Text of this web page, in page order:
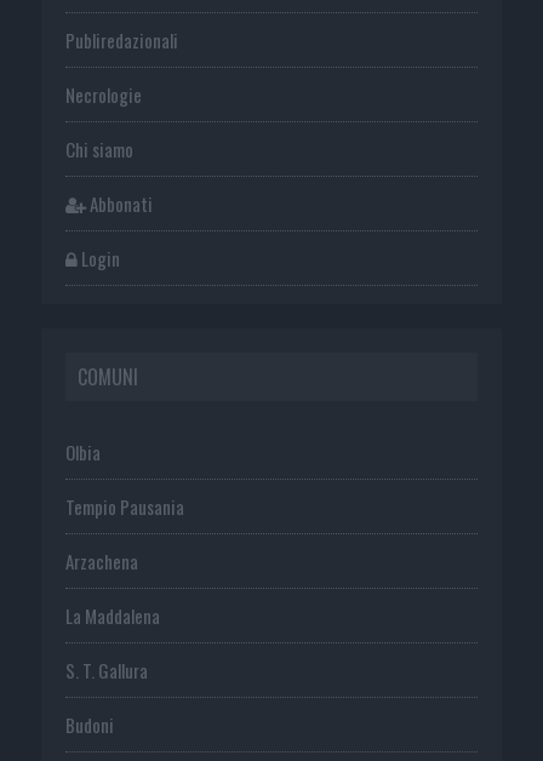
Publiredazionali
Necrologie
Chi siamo
Abbonati
Login
COMUNI
Olbia
Tempio Pausania
Arzachena
La Maddalena
S. T. Gallura
Budoni